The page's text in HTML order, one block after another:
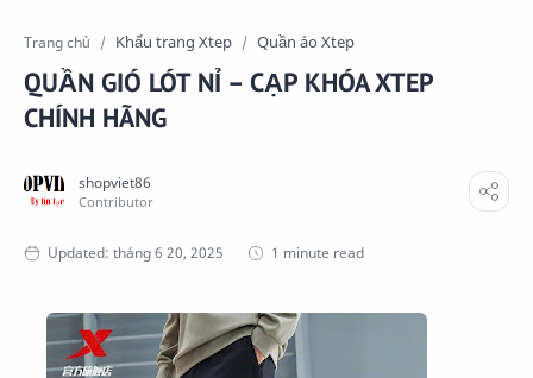
Trang chủ Khẩu trang Xtep Quần áo Xtep
QUẦN GIÓ LÓT NỈ – CẠP KHÓA XTEP
CHÍNH HÃNG
1 minute read